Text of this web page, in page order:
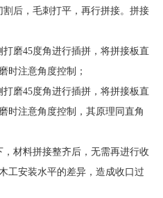
割后，毛刺打平，再行拼接。拼接
磨45度角进行插拼，将拼接板直
时注意角度控制；
磨45度角进行插拼，将拼接板直
时注意角度控制，其原理同直角
材料拼接整齐后，无需再进行收
工安装水平的差异，造成收口过